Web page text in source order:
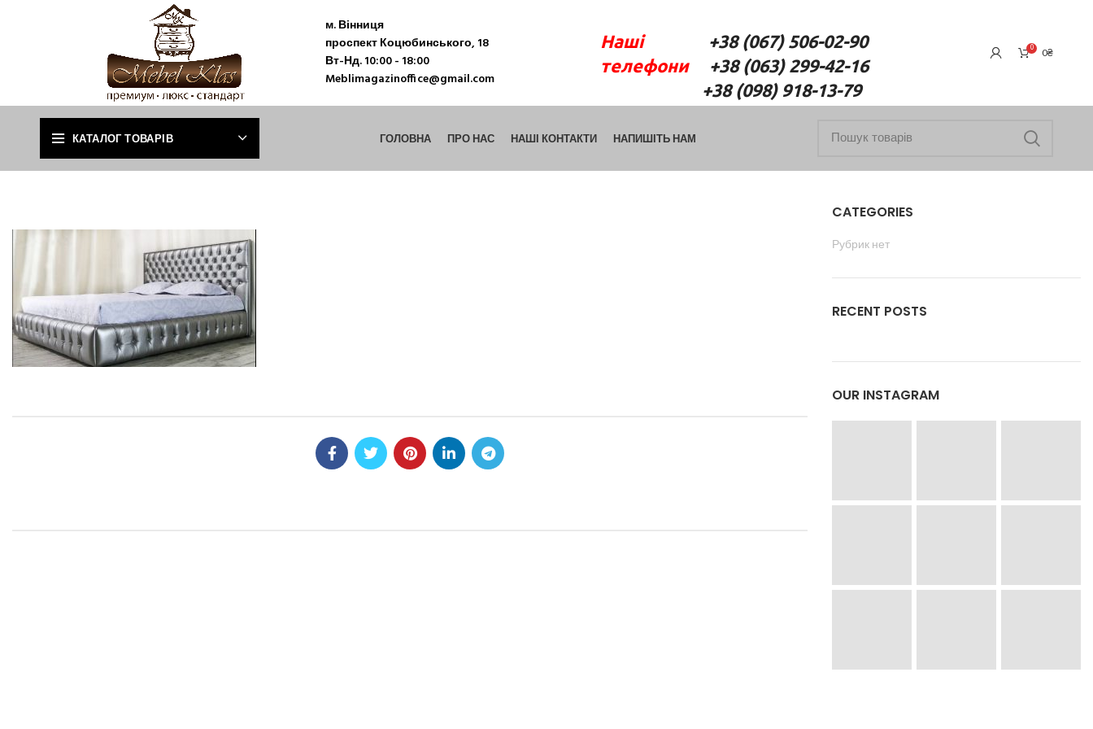
м. Вінниця
проспект Коцюбинського, 18
Вт-Нд. 10:00 - 18:00
Meblimagazinoffice@gmail.com
Наші+38 (067) 506-02-90
телефони+38 (063) 299-42-16
+38 (098) 918-13-79
0 0₴
КАТАЛОГ ТОВАРІВ ГОЛОВНА ПРО НАС НАШІ КОНТАКТИ НАПИШІТЬ НАМ
CATEGORIES
Рубрик нет
RECENT POSTS
OUR INSTAGRAM